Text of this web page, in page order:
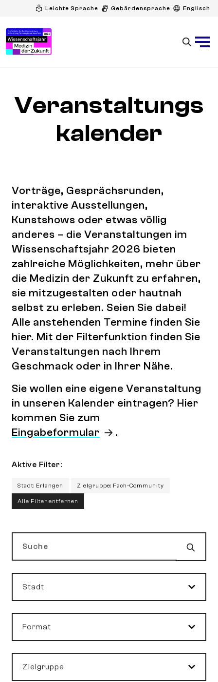
Leichte Sprache Gebärdensprache Englisch
Veranstaltungs
kalender
Vorträge, Gesprächsrunden,
interaktive Ausstellungen,
Kunstshows oder etwas völlig
anderes – die Veranstaltungen im
Wissenschaftsjahr 2026 bieten
zahlreiche Möglichkeiten, mehr über
die Medizin der Zukunft zu erfahren,
sie mitzugestalten oder hautnah
selbst zu erleben. Seien Sie dabei!
Alle anstehenden Termine finden Sie
hier. Mit der Filterfunktion finden Sie
Veranstaltungen nach Ihrem
Geschmack oder in Ihrer Nähe.
Sie wollen eine eigene Veranstaltung
in unseren Kalender eintragen? Hier
kommen Sie zum
Eingabeformular
.
Aktive Filter:
Stadt: Erlangen Zielgruppe: Fach-Community
Alle Filter entfernen
Suche
Stadt
Format
Zielgruppe